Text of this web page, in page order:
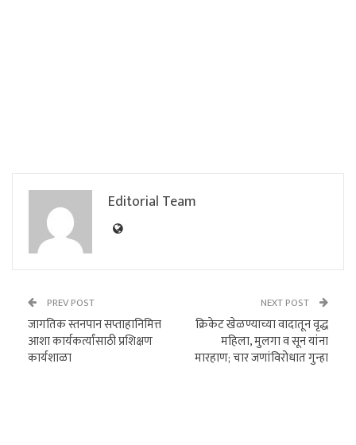
Editorial Team
PREV POST
जागतिक स्तनपान सप्ताहानिमित्त
आशा कार्यकर्त्यांसाठी प्रशिक्षण
कार्यशाळा
NEXT POST
क्रिकेट खेळण्याच्या वादातून वृद्ध
महिला, मुलगा व सून यांना
मारहाण; चार जणांविरोधात गुन्हा